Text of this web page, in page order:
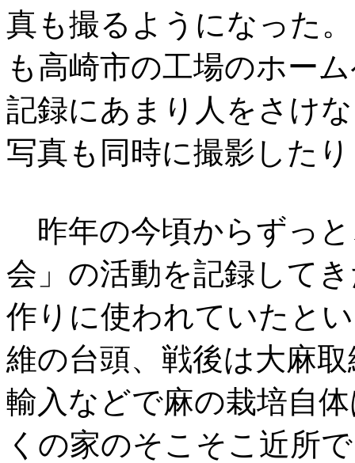
真も撮るようになった
も高崎市の工場のホー
記録にあまり人をさけ
写真も同時に撮影した
昨年の今頃からずっ
会」の活動を記録して
作りに使われていたと
維の台頭、戦後は大麻
輸入などで麻の栽培自
くの家のそこそこ近所